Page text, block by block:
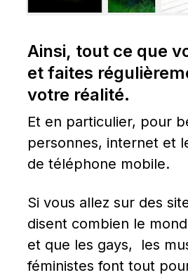
Ainsi, tout ce que
et faites
votre réalité.
Et en particulier, pour
personnes, internet et
de téléphone mobile.
Si vous allez sur des
disent combien le
et que les gays,  les
féministes font tout